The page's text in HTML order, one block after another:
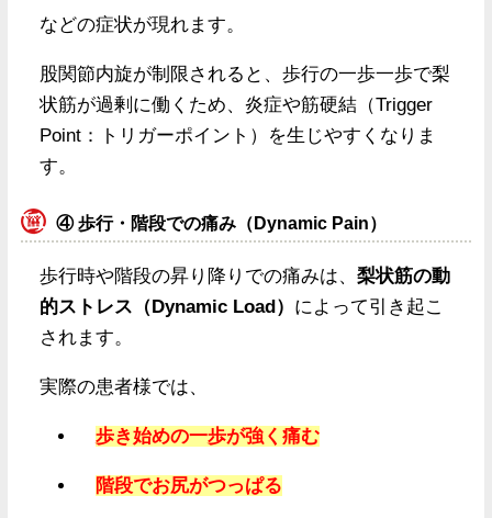
などの症状が現れます。
股関節内旋が制限されると、歩行の一歩一歩で梨
状筋が過剰に働くため、炎症や筋硬結（Trigger
Point：トリガーポイント）を生じやすくなりま
す。
④ 歩行・階段での痛み（Dynamic Pain）
歩行時や階段の昇り降りでの痛みは、 梨状筋の動
的ストレス（Dynamic Load） によって引き起こ
されます。
実際の患者様では、
歩き始めの一歩が強く痛む
階段でお尻がつっぱる